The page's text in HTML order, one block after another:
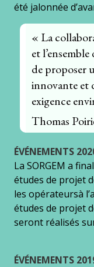
été jalonnée
« La
et
de proposer
innovante et
exigence
Thomas
ÉVÉNEMENTS
La SORGEM a
études de projet
les opérateursà
études de projet
seront réalisés
ÉVÉNEMENTS